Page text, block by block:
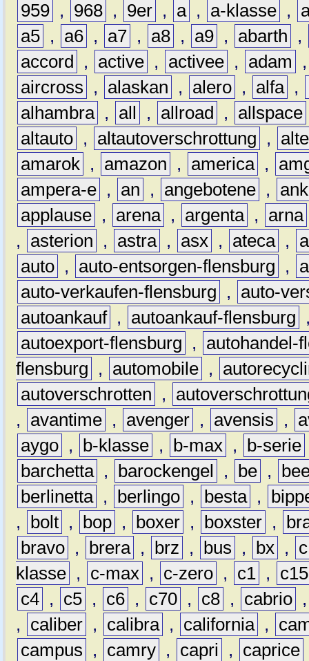
959 , 968 , 9er , a , a-klasse ,
a5 , a6 , a7 , a8 , a9 , abarth
,
accord
, active , activee , adam
aircross
, alaskan , alero , alfa ,
alhambra , all , allroad , allspace
altauto , altautoverschrottung ,
amarok , amazon , america ,
ampera-e , an , angebotene ,
applause , arena , argenta , arna
,
asterion , astra , asx , ateca ,
auto , auto-entsorgen-flensburg ,
auto-verkaufen-flensburg
,
auto-
autoankauf , autoankauf-flensburg
autoexport-flensburg
,
autohandel-
flensburg
, automobile ,
autoverschrotten
,
,
avantime , avenger , avensis ,
aygo , b-klasse , b-max , b-serie
barchetta , barockengel , be ,
berlinetta , berlingo , besta ,
,
bolt , bop , boxer , boxster ,
bravo , brera , brz , bus , bx ,
c
klasse , c-max , c-zero , c1 ,
c15
c4 , c5 , c6 , c70 , c8 , cabrio
,
caliber , calibra , california ,
campus
, camry , capri , caprice